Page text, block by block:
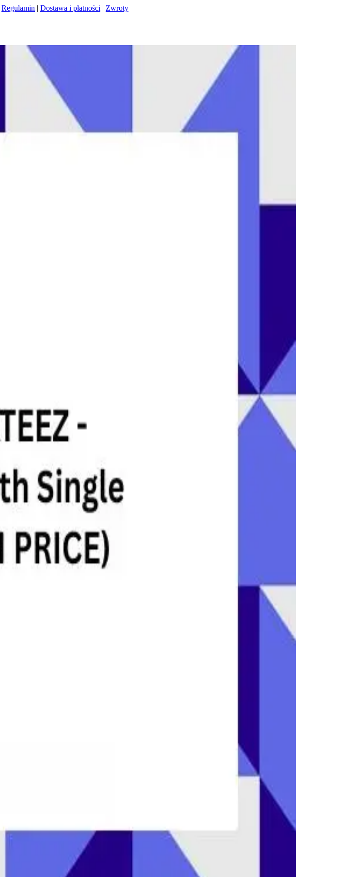
Regulamin | Dostawa i płatności | Zwroty